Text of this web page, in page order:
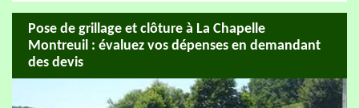
Pose de grillage et clôture à La Chapelle
Montreuil : évaluez vos dépenses en demandant
des devis